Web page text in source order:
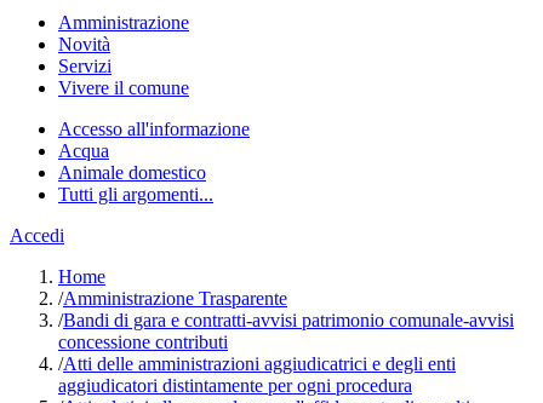
Amministrazione
Novità
Servizi
Vivere il comune
Accesso all'informazione
Acqua
Animale domestico
Tutti gli argomenti...
Accedi
Home
/Amministrazione Trasparente
/Bandi di gara e contratti-avvisi patrimonio comunale-avvisi
concessione contributi
/Atti delle amministrazioni aggiudicatrici e degli enti
aggiudicatori distintamente per ogni procedura